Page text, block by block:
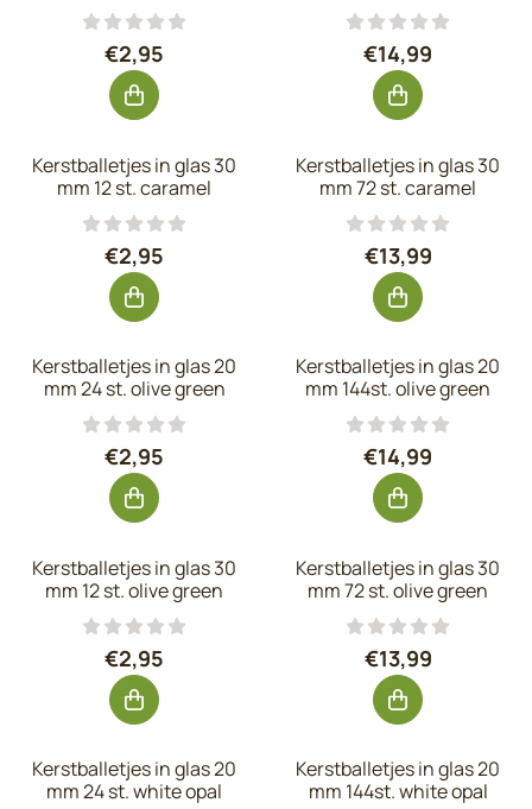
Prijs: 2,95, exclusief btw: 2,44
€2,95 Prijs: 14,99,
€14,99
Kerstballetjes in glas 30
mm 12 st. caramel
Prijs: 2,95, exclusief btw: 2,44
€2,95
Kerstballetjes in glas 30
mm 72 st. caramel
Prijs: 13,99,
€13,99
Kerstballetjes in glas 20
mm 24 st. olive green
Prijs: 2,95, exclusief btw: 2,44
€2,95
Kerstballetjes in glas 20
mm 144st. olive green
Prijs: 14,99,
€14,99
Kerstballetjes in glas 30
mm 12 st. olive green
Prijs: 2,95, exclusief btw: 2,44
€2,95
Kerstballetjes in glas 30
mm 72 st. olive green
Prijs: 13,99,
€13,99
Kerstballetjes in glas 20
mm 24 st. white opal
Kerstballetjes in glas 20
mm 144st. white opal